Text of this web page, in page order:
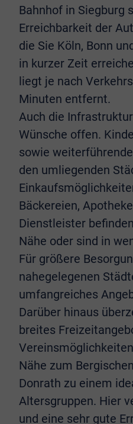
Bahnhof in Siegburg
Erreichbarkeit der
die Sie Köln, Bonn
in kurzer Zeit
liegt je nach
Minuten entfernt.
Auch die
Wünsche offen.
sowie
den umliegenden
Bäckereien,
Dienstleister
Nähe oder sind in
Für größere
nahegelegenen
umfangreiches
Darüber hinaus
breites
Nähe zum
Donrath zu einem
Altersgruppen. Hier
und eine sehr gute